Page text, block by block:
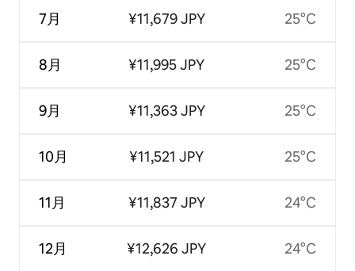
7月
8月
9月
10月
11月
12月
¥11,679 JPY
¥11,995 JPY
¥11,363 JPY
¥11,521 JPY
¥11,837 JPY
¥12,626 JPY
25°C
25°C
25°C
25°C
24°C
24°C